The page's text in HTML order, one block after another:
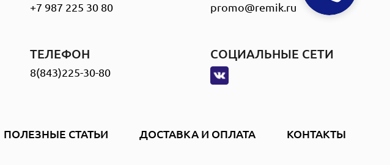
+7 987 225 30 80 promo@remik.ru
ТЕЛЕФОН
8(843)225-30-80
СОЦИАЛЬНЫЕ СЕТИ
ПОЛЕЗНЫЕ СТАТЬИ ДОСТАВКА И ОПЛАТА КОНТАКТЫ